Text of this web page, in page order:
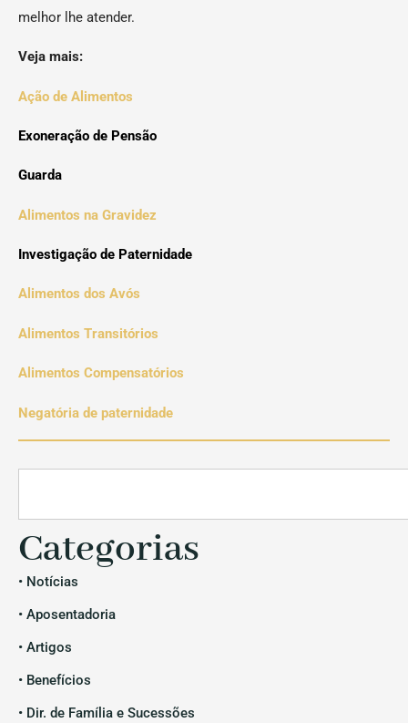
melhor lhe atender.
Veja mais:
Ação de Alimentos
Exoneração de Pensão
Guarda
Alimentos na Gravidez
Investigação de Paternidade
Alimentos dos Avós
Alimentos Transitórios
Alimentos Compensatórios
Negatória de paternidade
Categorias
• Notícias
• Aposentadoria
• Artigos
• Benefícios
• Dir. de Família e Sucessões